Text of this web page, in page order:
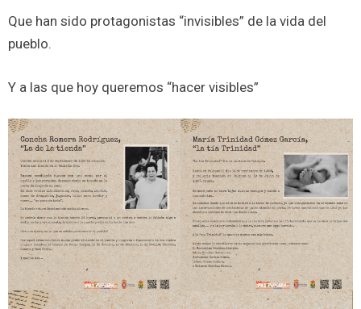
Que han sido protagonistas “invisibles” de la vida del
pueblo.
Y a las que hoy queremos “hacer visibles”